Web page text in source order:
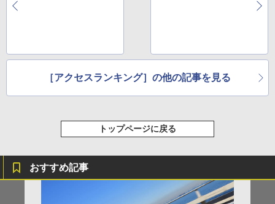
［アクセスランキング］の他の記事を見る
トップページに戻る
おすすめ記事